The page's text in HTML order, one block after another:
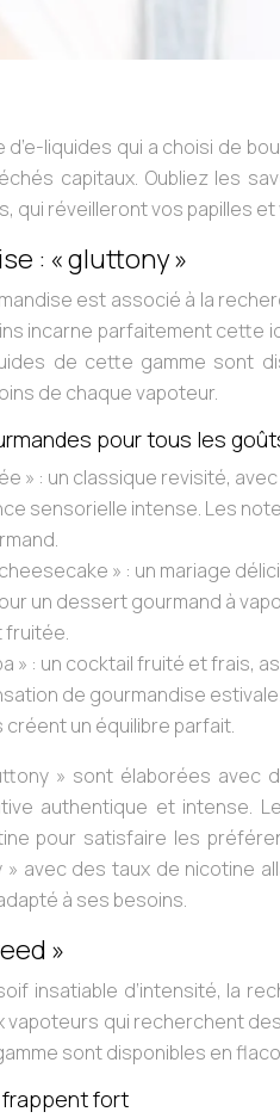
d’e-liquides qui a choisi de
capitaux. Oubliez les
qui réveilleront vos papilles
: « gluttony »
est associé à la
incarne parfaitement
de cette gamme sont
de chaque vapoteur.
pour tous les
» : un classique revisité,
sensorielle intense. Les
» : un mariage
un dessert gourmand à
fruitée.
» : un cocktail fruité et frais,
de gourmandise
un équilibre parfait.
» sont élaborées
authentique et intense.
pour satisfaire les
» avec des taux de nicotine
à ses besoins.
»
soif insatiable d’intensité, la
vapoteurs qui recherchent
sont disponibles en
frappent fort